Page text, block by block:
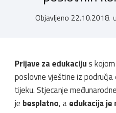
Objavljeno 22.10.2018.
Prijave za edukacijus
poslovne vještine iz područja
tijeku. Stjecanje
je besplatno, aedukacija je